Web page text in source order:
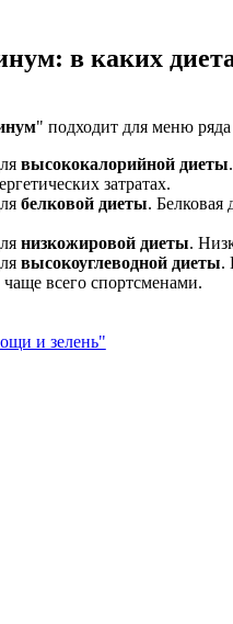
в каких
" подходит для меню ряда
высококалорийной диеты
затратах.
белковой диеты. Белковая
низкожировой диеты.
высокоуглеводной диеты.
чаще всего спортсменами.
и зелень"